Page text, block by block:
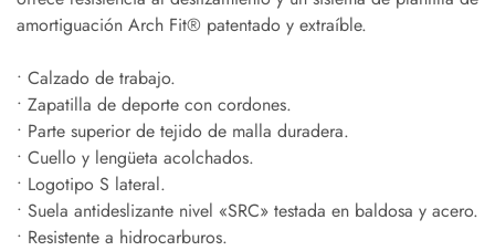
amortiguación Arch Fit® patentado y extraíble.
• Calzado de trabajo.
• Zapatilla de deporte con cordones.
• Parte superior de tejido de malla duradera.
• Cuello y lengüeta acolchados.
• Logotipo S lateral.
• Suela antideslizante nivel «SRC» testada en baldosa y acero.
• Resistente a hidrocarburos.